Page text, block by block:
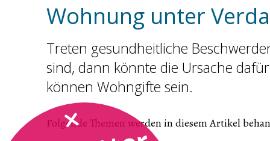
Wohnung unter
Treten gesundheitliche
sind, dann könnte die Ursache
können Wohngifte sein.
Folgende Themen werden in diesem Artikel